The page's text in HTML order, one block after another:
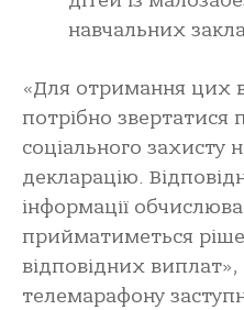
навчальних
«Для отримання цих
потрібно звертатися
соціального захисту
декларацію.
інформації
прийматиметься
відповідних виплат»,
телемарафону